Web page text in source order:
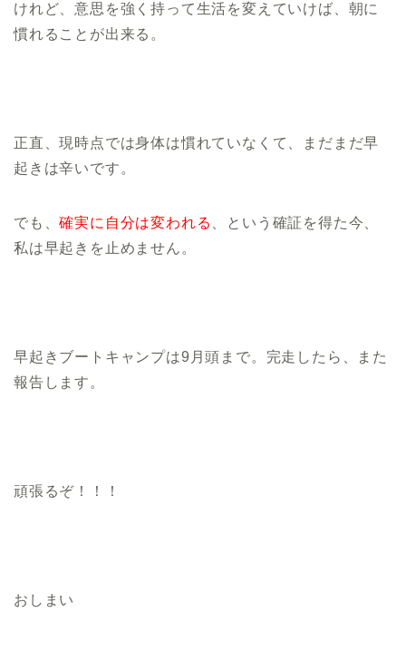
けれど、意思を強く持って生活を変えていけば、朝に
慣れることが出来る。
正直、現時点では身体は慣れていなくて、まだまだ早
起きは辛いです。
でも、確実に自分は変われる
、という確証を得た今、
私は早起きを止めません。
早起きブートキャンプは9月頭まで。完走したら、また
報告します。
頑張るぞ！！！
おしまい